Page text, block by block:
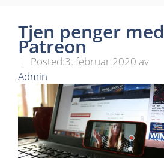
Tjen penger med
Patreon
3. februar 2020 av
Admin